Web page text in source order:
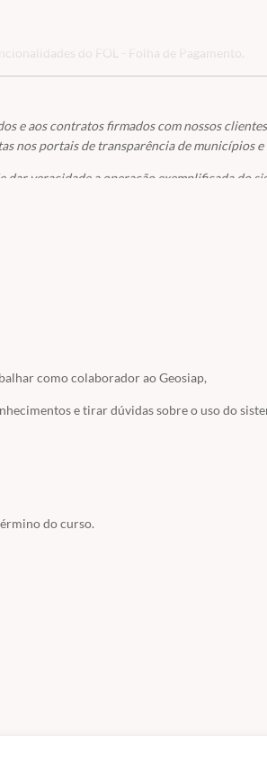
do FOL - Folha de Pagamento.
e aos contratos firmados com nossos
nos portais de transparência de municípios
dar veracidade a operação exemplificada do
ou situações reais terá sido mera
autorais e de uso de imagem, logo não é
plataformas e canais exclusivos da Embras.
como colaborador ao Geosiap,
e tirar dúvidas sobre o uso do
do curso.